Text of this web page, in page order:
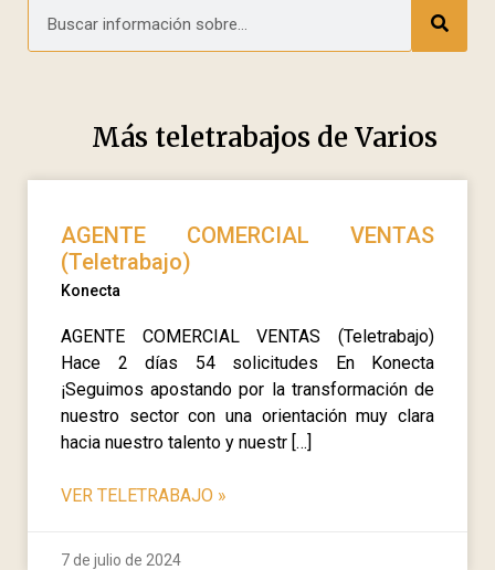
Más teletrabajos deVarios
AGENTE COMERCIAL VENTAS
(Teletrabajo)
Konecta
AGENTE COMERCIAL VENTAS (Teletrabajo)
Hace 2 días 54 solicitudes En Konecta
¡Seguimos apostando por la transformación de
nuestro sector con una orientación muy clara
hacia nuestro talento y nuestr […]
VER TELETRABAJO »
7 de julio de 2024